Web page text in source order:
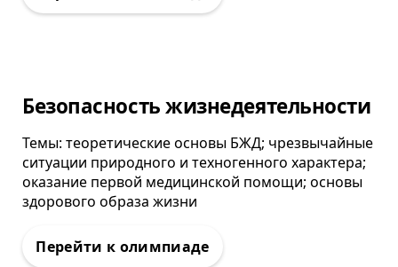
Олимпиада
Безопасность жизнедеятельности
Темы: теоретические основы БЖД; чрезвычайные
ситуации природного и техногенного характера;
оказание первой медицинской помощи; основы
здорового образа жизни